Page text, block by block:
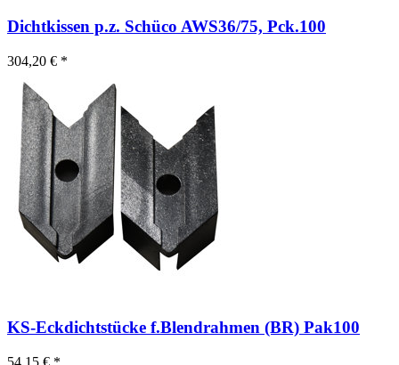
Dichtkissen p.z. Schüco AWS36/75, Pck.100
304,20 € *
KS-Eckdichtstücke f.Blendrahmen (BR) Pak100
54,15 € *